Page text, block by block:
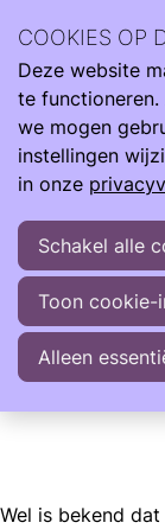
om je te
Bekend is dat
is dan van een
aangetekend,
ook
gemeten
een
Wel is bekend
COOKIES OP
Deze website
te
we mogen
instellingen
in onze
Schakel alle
Toon cookie-
Alleen